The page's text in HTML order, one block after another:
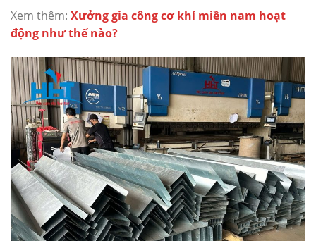
Xem thêm: Xưởng gia công cơ khí miền nam hoạt
động như thế nào?